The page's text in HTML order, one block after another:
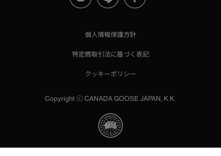
個人情報保護方針
特定商取引法に基づく表記
クッキーポリシー
Copyright ⓒ CANADA GOOSE JAPAN, K.K.